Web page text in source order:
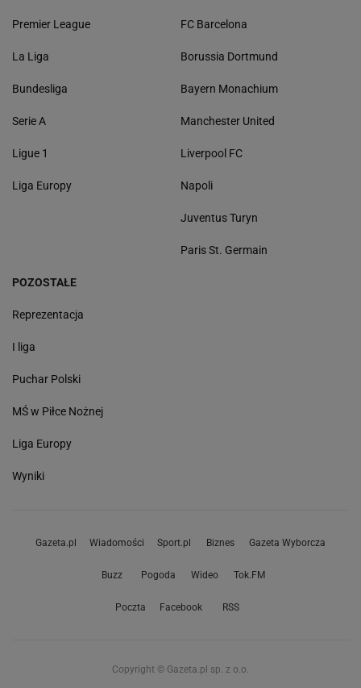
Premier League
La Liga
Bundesliga
Serie A
Ligue 1
Liga Europy
FC Barcelona
Borussia Dortmund
Bayern Monachium
Manchester United
Liverpool FC
Napoli
Juventus Turyn
Paris St. Germain
POZOSTAŁE
Reprezentacja
I liga
Puchar Polski
MŚ w Piłce Nożnej
Liga Europy
Wyniki
Gazeta.pl Wiadomości Sport.pl Biznes Gazeta Wyborcza
Buzz Pogoda Wideo Tok.FM
Poczta Facebook RSS
Copyright © Gazeta.pl sp. z o.o.